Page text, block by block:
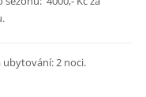
ubytování: 2 noci.